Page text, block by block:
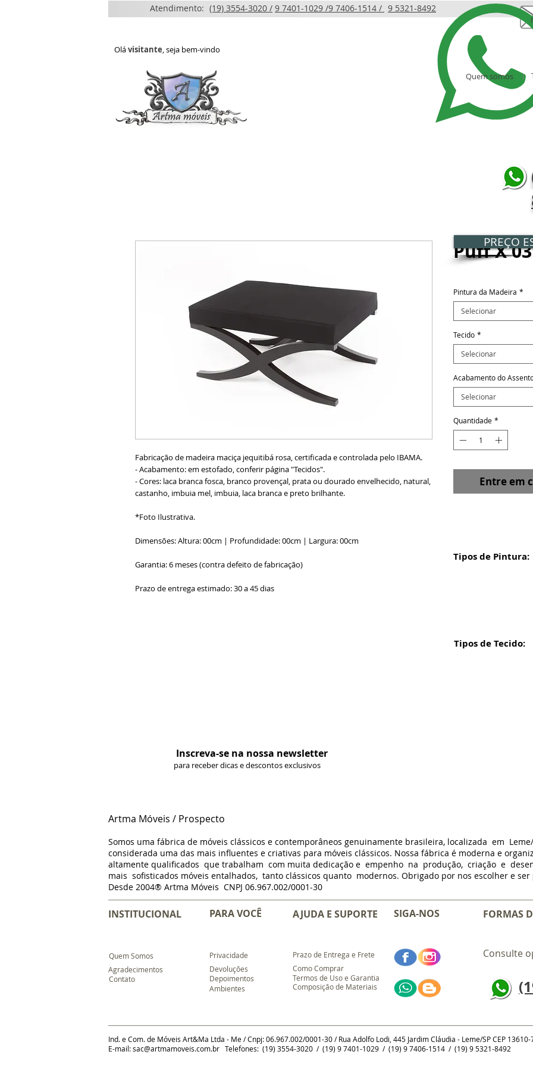
Atendimento: (19) 3554-3020 / 9 7401-1029 / 9 5321-8492
9 7406-1514 /
Olávisitante, seja bem-vindo
Quem somos
Fabricação de madeira maciça jequitibá rosa, certificada e controlada pelo IBAMA.
- Acabamento: em estofado, conferir página "Tecidos".
- Cores: laca branca fosca, branco provençal, prata ou dourado envelhecido, natural,
castanho, imbuia mel, imbuia, laca branca e preto brilhante.
*Foto Ilustrativa.
Dimensões: Altura: 00cm | Profundidade: 00cm | Largura: 00cm
Garantia: 6 meses (contra defeito de fabricação)
Prazo de entrega estimado: 30 a 45 dias
Puff X 03
Pintura da Madeira *
Selecionar
Tecido *
Selecionar
Acabamento do
Selecionar
Quantidade *
Entre em
PREÇO
Tipos de Pintura:
Tipos de Tecido:
Inscreva-se na nossa newsletter
para receber dicas e descontos exclusivos
Artma Móveis / Prospecto
Somos uma fábrica de móveis clássicos e contemporâneos genuinamente brasileira, localizada em
considerada uma das mais influentes e criativas para móveis clássicos. Nossa fábrica é moderna e
altamente qualificados que trabalham com muita dedicação e empenho na produção, criação e
mais sofisticados móveis entalhados, tanto clássicos quanto modernos. Obrigado por nos escolher e
Desde 2004® Artma Móveis CNPJ 06.967.002/0001-30
INSTITUCIONAL
Quem Somos
Agradecimentos
Contato
PARA VOCÊ
Privacidade
Devoluções
Depoimentos
Ambientes
AJUDA E SUPORTE SIGA-NOS
Prazo de Entrega e Frete
Como Comprar
Termos de Uso e Garantia
Composição de Materiais
FORMAS
Consulte
Ind. e Com. de Móveis Art&Ma Ltda - Me / Cnpj: 06.967.002/0001-30 / Rua Adolfo Lodi, 445 Jardim Cláudia - Leme/SP CEP 13610-
E-mail:sac@artmamoveis.com.br Telefones: (19) 3554-3020 / (19) 9 7401-1029 / (19) 9 7406-1514 / (19) 9 5321-8492